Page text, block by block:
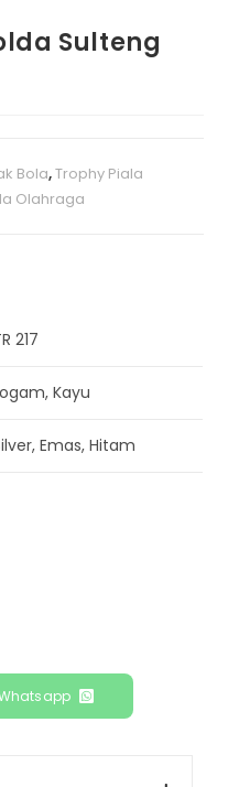
Sulteng
Bola,Trophy Piala
Olahraga
217
Kayu
Emas, Hitam